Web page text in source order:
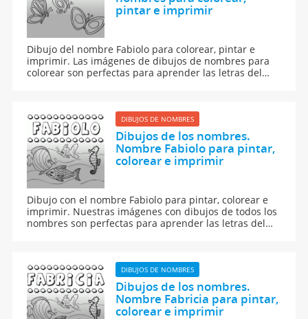
pintar e imprimir
Dibujo del nombre Fabiolo para colorear, pintar e
imprimir. Las imágenes de dibujos de nombres para
colorear son perfectas para aprender las letras del
DIBUJOS DE NOMBRES
Dibujos de los nombres.
Nombre Fabiolo para pintar,
colorear e imprimir
Dibujo con el nombre Fabiolo para pintar, colorear e
imprimir. Nuestras imágenes con dibujos de todos los
nombres son perfectas para aprender las letras del
DIBUJOS DE NOMBRES
Dibujos de los nombres.
Nombre Fabricia para pintar,
colorear e imprimir